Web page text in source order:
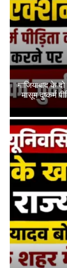
गाजियाबाद के
मासूम दुष्कर्म